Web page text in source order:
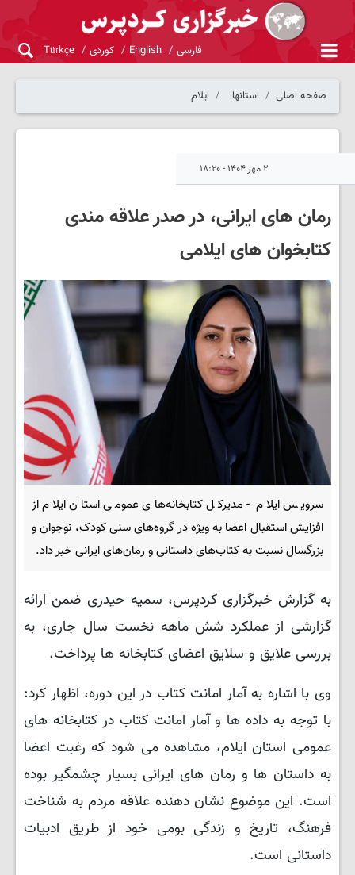
فارسی English کوردی Türkçe
صفحه اصلی استانها ایلام
۲ مهر ۱۴۰۴ - ۱۸:۲۰
رمان های ایرانی، در صدر علاقه‌ مندی
کتابخوان‌ های ایلامی
سرویس ایلام - مدیرکل کتابخانه‌های عمومی استان ایلام از
افزایش استقبال اعضا به ویژه در گروه‌های سنی کودک، نوجوان و
بزرگسال نسبت به کتاب‌های داستانی و رمان‌های ایرانی خبر داد.
به گزارش خبرگزاری کردپرس، سمیه حیدری ضمن ارائه
گزارشی از عملکرد شش‌ ماهه نخست سال جاری، به
بررسی علایق و سلایق اعضای کتابخانه‌ ها پرداخت.​
وی با اشاره به آمار امانت کتاب در این دوره، اظهار کرد:
با توجه به داده‌ ها و آمار امانت کتاب در کتابخانه‌ های
عمومی استان ایلام، مشاهده می‌ شود که رغبت اعضا
به داستان‌ ها و رمان‌ های ایرانی بسیار چشمگیر بوده
است. این موضوع نشان‌ دهنده علاقه مردم به شناخت
فرهنگ، تاریخ و زندگی بومی خود از طریق ادبیات
داستانی است.